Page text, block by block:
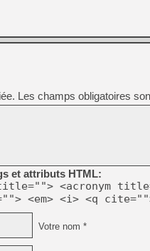
Les champs obligatoires
et attributs HTML:
<acronym
<em> <i> <q
Votre nom *